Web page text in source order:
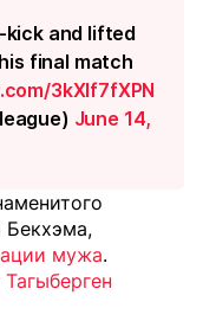
kick and lifted
final match
3kXIf7fXPN
June 14,
Бекхэма,
мужа.